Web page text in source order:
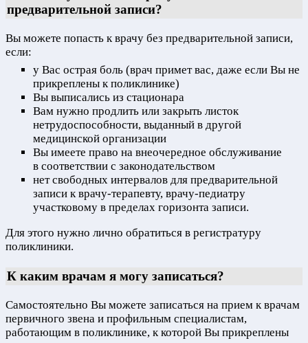
предварительной записи?
Вы можете попасть к врачу без предварительной записи,
если:
у Вас острая боль (врач примет вас, даже если Вы не
прикреплены к поликлинике)
Вы выписались из стационара
Вам нужно продлить или закрыть листок
нетрудоспособности, выданный в другой
медицинской организации
Вы имеете право на внеочередное обслуживание
в соответствии с законодательством
нет свободных интервалов для предварительной
записи к врачу-терапевту, врачу-педиатру
участковому в пределах горизонта записи.
Для этого нужно лично обратиться в регистратуру
поликлиники.
К каким врачам я могу записаться?
Самостоятельно Вы можете записаться на прием к врачам
первичного звена и профильным специалистам,
работающим в поликлинике, к которой Вы прикреплены